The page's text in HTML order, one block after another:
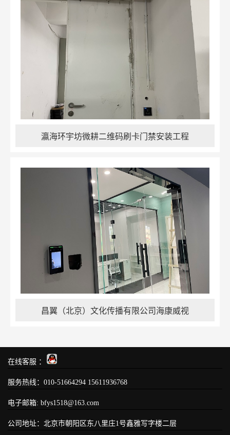
瀛海环宇坊微耕二维码刷卡门禁安装工程
昌翼（北京）文化传播有限公司海康威视
在线客服 ：
服务热线：010-51664294 15611936768
电子邮箱: bfys1518@163.com
公司地址：北京市朝阳区东八里庄1号鑫雅写字楼二层